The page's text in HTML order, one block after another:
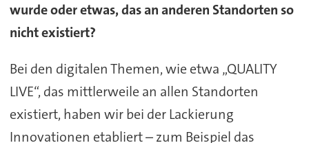
wurde oder etwas, das an anderen Standorten so
nicht existiert?
Bei den digitalen Themen, wie etwa „QUALITY
LIVE“, das mittlerweile an allen Standorten
existiert, haben wir bei der Lackierung
Innovationen etabliert – zum Beispiel das